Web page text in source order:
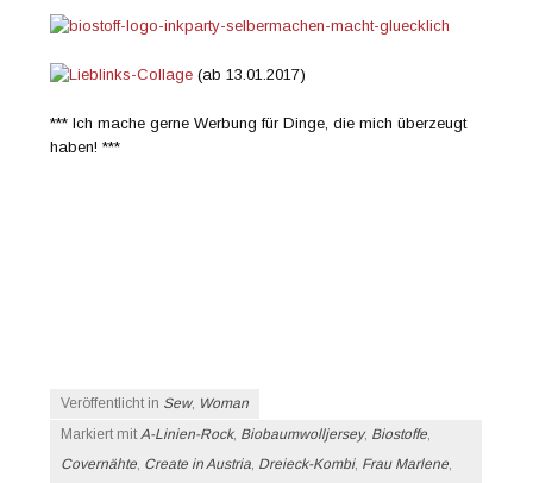
(ab 13.01.2017)
*** Ich mache gerne Werbung für Dinge, die mich überzeugt
haben! ***
Veröffentlicht in Sew, Woman
Markiert mit A-Linien-Rock, Biobaumwolljersey, Biostoffe
Covernähte Create in Austria Dreieck-Kombi, Frau Marlene